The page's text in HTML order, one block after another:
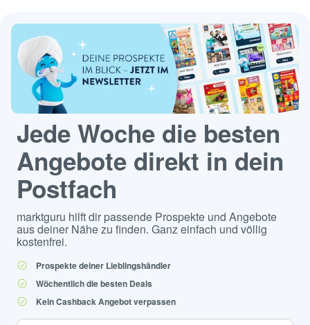
Jede Woche die besten
Angebote direkt in dein
Postfach
marktguru hilft dir passende Prospekte und Angebote
aus deiner Nähe zu finden. Ganz einfach und völlig
kostenfrei.
Prospekte deiner Lieblingshändler
Wöchentlich die besten Deals
Kein Cashback Angebot verpassen